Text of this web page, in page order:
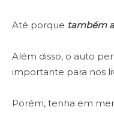
Até porque também
Além disso, o auto
importante para nos
Porém, tenha em